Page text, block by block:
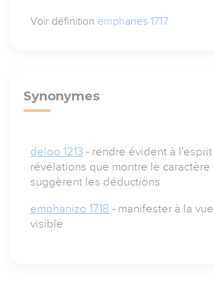
Voir définition emphanes 1717
Synonymes
deloo 1213 - rendre évident à
révélations que montre le caractère
suggèrent les déductions
emphanizo 1718 - manifester à la
visible